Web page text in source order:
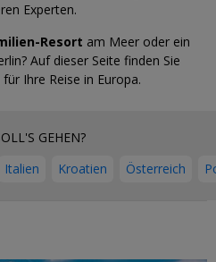
Experten.
Resort am Meer oder ein
Auf dieser Seite finden Sie
Ihre Reise in Europa.
GEHEN?
Italien Kroatien Österreich